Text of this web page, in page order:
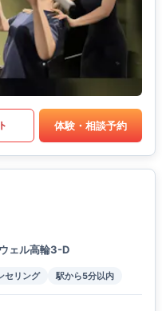
体験・相談予約
ェル高輪3-D
セリング 駅から5分以内